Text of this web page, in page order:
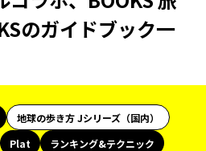
のガイドブック一
地球の歩き方 Jシリーズ（国内）
Plat
ランキング&テクニック